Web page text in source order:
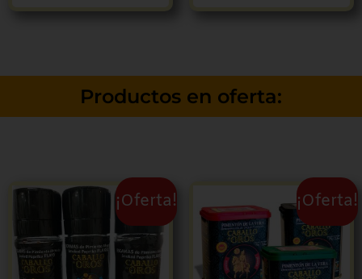
Productos en oferta:
¡Oferta!
El
precio
original
era:
El
precio
actual
es:
¡Oferta!
precio
original
era:
El
precio
actual
es: